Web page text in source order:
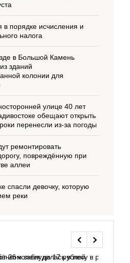
в порядке исчисления и
налога
в Большой Камень
зданий
колонии для
улице 40 лет
обещают открыть
перенесли из-за погоды
ремонтировать
повреждённую при
аллеи
спасли девочку, которую
реки